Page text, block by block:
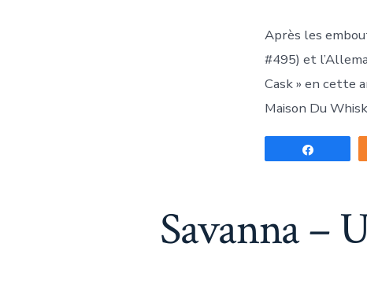
Après les
#495) et
Cask » en cette
Maison Du
Savanna –